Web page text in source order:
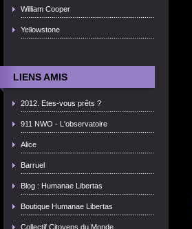
William Cooper
Yellowstone
LIENS AMIS
2012. Etes-vous prêts ?
911 NWO - L'observatoire
Alice
Barruel
Blog : Humanae Libertas
Boutique Humanae Libertas
Collectif Citoyens du Monde